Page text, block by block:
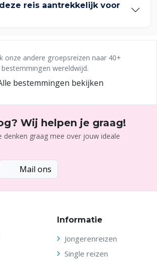
reis aantrekkelijk voor
onze andere groepsreizen naar 40+
bestemmingen wereldwijd.
bestemmingen bekijken
Wij helpen je graag!
denken graag mee over jouw ideale
Mail ons
Informatie
Jongerenreizen
Single reizen